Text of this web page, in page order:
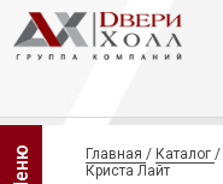
Меню Главная / Каталог /
Криста Лайт